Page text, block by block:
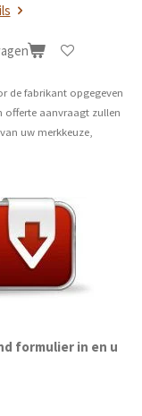
de fabrikant opgegeven
offerte aanvraagt zullen
uw merkkeuze,
formulier in en u